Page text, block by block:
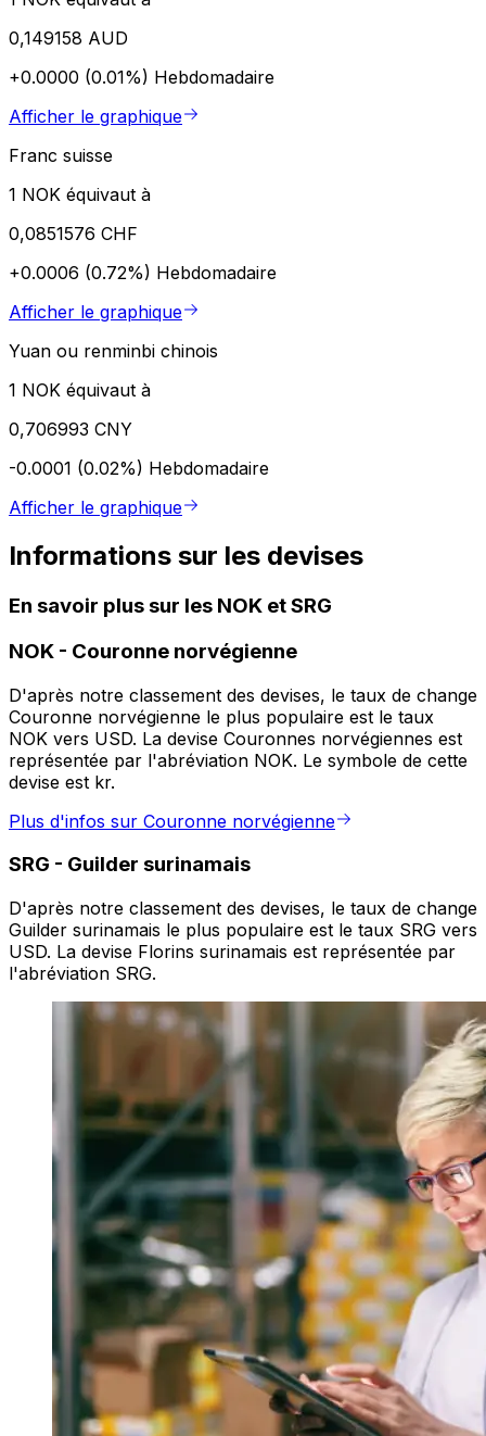
0,149158 AUD
+0.0000 (0.01%) Hebdomadaire
Afficher le graphique
Franc suisse
1 NOK équivaut à
0,0851576 CHF
+0.0006 (0.72%) Hebdomadaire
Afficher le graphique
Yuan ou renminbi chinois
1 NOK équivaut à
0,706993 CNY
-0.0001 (0.02%) Hebdomadaire
Afficher le graphique
Informations sur les devises
En savoir plus sur les NOK et SRG
NOK - Couronne norvégienne
D'après notre classement des devises, le taux de change
Couronne norvégienne le plus populaire est le taux
NOK vers USD. La devise Couronnes norvégiennes est
représentée par l'abréviation NOK. Le symbole de cette
devise est kr.
Plus d'infos sur Couronne norvégienne
SRG - Guilder surinamais
D'après notre classement des devises, le taux de change
Guilder surinamais le plus populaire est le taux SRG vers
USD. La devise Florins surinamais est représentée par
l'abréviation SRG.